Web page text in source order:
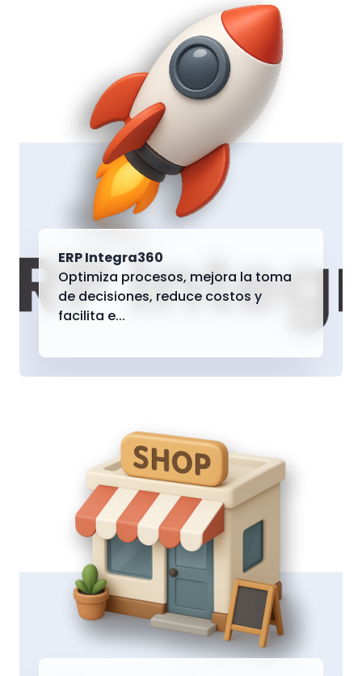
ERP Integra360
Optimiza procesos, mejora la toma
de decisiones, reduce costos y
facilita e...